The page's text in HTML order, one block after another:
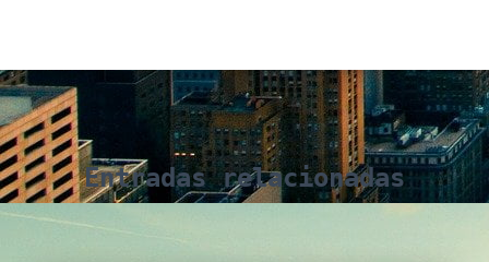
Entradas relacionadas